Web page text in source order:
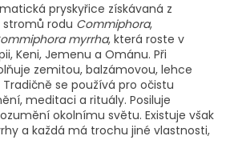
pryskyřice získávaná z
rodu Commiphora,
myrrha, která roste v
Keni, Jemenu a Ománu. Při
zemitou, balzámovou, lehce
se používá pro očistu
meditaci a rituály. Posiluje
okolnímu světu. Existuje však
a každá má trochu jiné vlastnosti,